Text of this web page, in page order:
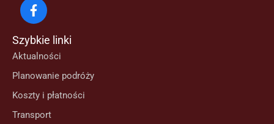
Szybkie linki
Aktualności
Planowanie podróży
Koszty i płatności
Transport